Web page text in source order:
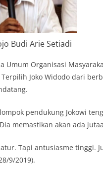
Budi Arie Setiadi
Umum Organisasi
Joko Widodo dari
pendukung Jokowi
memastikan akan ada
Tapi antusiasme tinggi.
9/2019).